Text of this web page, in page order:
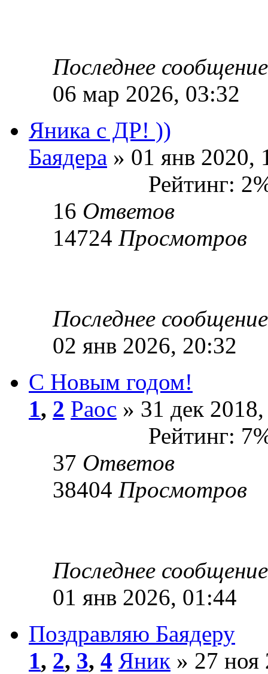
Последнее
06 мар 2026, 03:32
Яника с ДР! ))
Баядера » 01 янв 2020,
Рейтинг:
16 Ответов
14724 Просмотров
Последнее
02 янв 2026, 20:32
С Новым годом!
1, 2 Раос » 31 дек
Рейтинг:
37 Ответов
38404 Просмотров
Последнее
01 янв 2026, 01:44
Поздравляю Баядеру
1, 2, 3, 4 Яник » 27 ноя